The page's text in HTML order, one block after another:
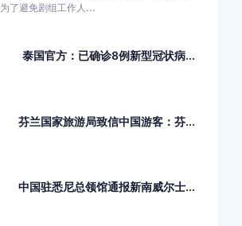
为了避免剧组工作人...
泰国官方：已确诊8例新型冠状病...
芬兰国家旅游局致信中国游客：芬...
中国驻悉尼总领馆通报新南威尔士...